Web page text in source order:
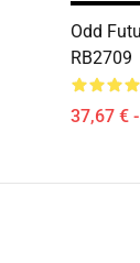
Odd
RB2709
37,67 €